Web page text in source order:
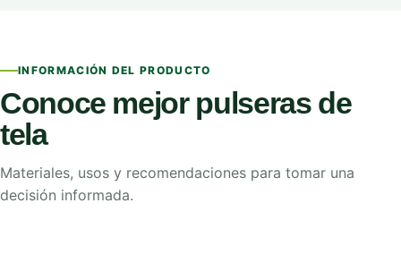
INFORMACIÓN DEL PRODUCTO
Conoce mejor pulseras de
tela
Materiales, usos y recomendaciones para tomar una
decisión informada.